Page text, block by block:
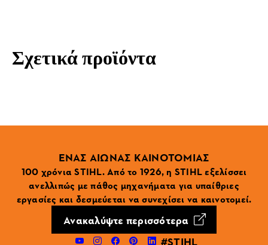
Σχετικά προϊόντα
ΕΝΑΣ ΑΙΩΝΑΣ ΚΑΙΝΟΤΟΜΙΑΣ
100 χρόνια STIHL. Από το 1926, η STIHL εξελίσσει
ανελλιπώς με πάθος μηχανήματα για υπαίθριες
εργασίες και δεσμεύεται να συνεχίσει να καινοτομεί.
Ανακαλύψτε περισσότερα
#STIHL